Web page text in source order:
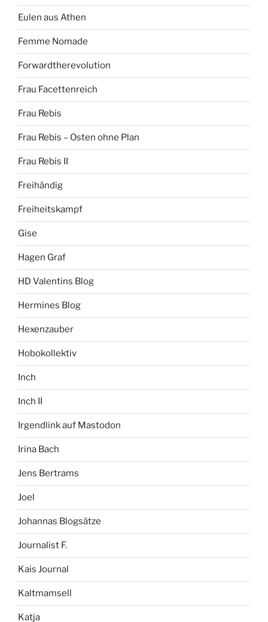
Eulen aus Athen
Femme Nomade
Forwardtherevolution
Frau Facettenreich
Frau Rebis
Frau Rebis – Osten ohne Plan
Frau Rebis II
Freihändig
Freiheitskampf
Gise
Hagen Graf
HD Valentins Blog
Hermines Blog
Hexenzauber
Hobokollektiv
Inch
Inch II
Irgendlink auf Mastodon
Irina Bach
Jens Bertrams
Joel
Johannas Blogsätze
Journalist F.
Kais Journal
Kaltmamsell
Katja